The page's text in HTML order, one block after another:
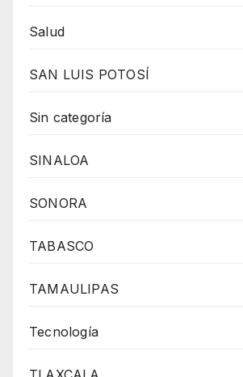
Salud
SAN LUIS POTOSÍ
Sin categoría
SINALOA
SONORA
TABASCO
TAMAULIPAS
Tecnología